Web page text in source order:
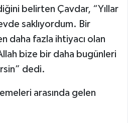
belirten Çavdar, “Yıllar
saklıyordum. Bir
daha fazla ihtiyacı olan
bize bir daha bugünleri
dedi.
arasında gelen